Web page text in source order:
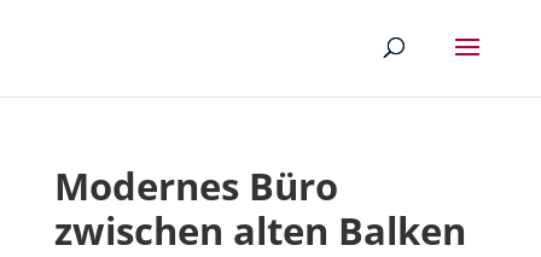
Modernes Büro
zwischen alten Balken